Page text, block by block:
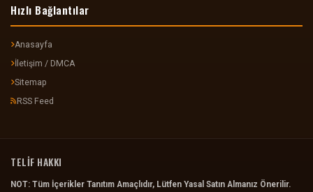
Hızlı Bağlantılar
Anasayfa
İletişim / DMCA
Sitemap
RSS Feed
TELİF HAKKI
NOT: Tüm İçerikler Tanıtım Amaçlıdır, Lütfen Yasal Satın Almanız Önerilir.